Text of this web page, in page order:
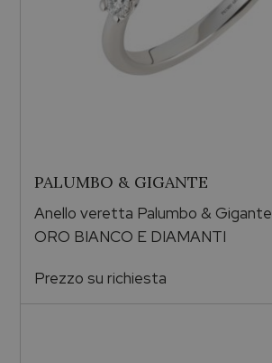
PALUMBO & GIGANTE
Anello veretta Palumbo & Gigante
ORO BIANCO E DIAMANTI
Prezzo su richiesta